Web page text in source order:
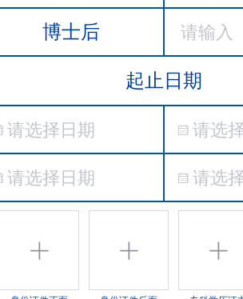
博士后
起止日期